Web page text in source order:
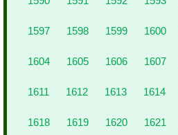
1597 1598 1599 1600
1604 1605 1606 1607
1611 1612 1613 1614
1618 1619 1620 1621